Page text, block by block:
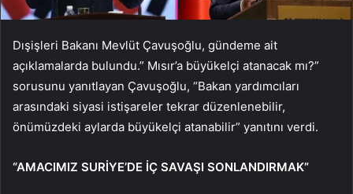
Dışişleri Bakanı Mevlüt Çavuşoğlu, gündeme ait
açıklamalarda bulundu.” Mısır’a büyükelçi atanacak mı?”
sorusunu yanıtlayan Çavuşoğlu, “Bakan yardımcıları
arasındaki siyasi istişareler tekrar düzenlenebilir,
önümüzdeki aylarda büyükelçi atanabilir” yanıtını verdi.
“AMACIMIZ SURİYE’DE İÇ SAVAŞI SONLANDIRMAK”